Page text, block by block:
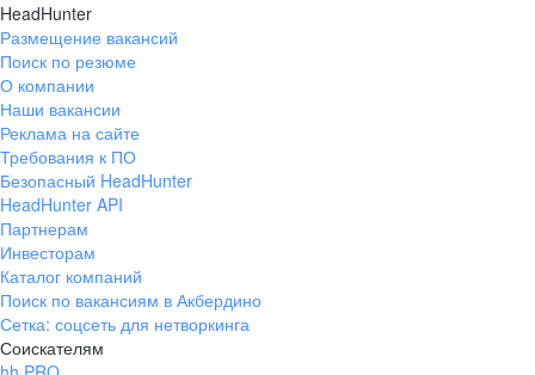
HeadHunter
Размещение вакансий
Поиск по резюме
О компании
Наши вакансии
Реклама на сайте
Требования к ПО
Безопасный HeadHunter
HeadHunter API
Партнерам
Инвесторам
Каталог компаний
Поиск по вакансиям в Акбердино
Сетка: соцсеть для нетворкинга
Соискателям